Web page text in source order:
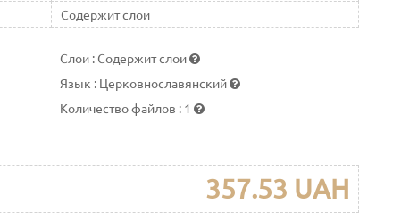
Содержит слои
Слои :Содержит слои
Язык : Церковнославянский
Количество файлов : 1
357.53 UAH